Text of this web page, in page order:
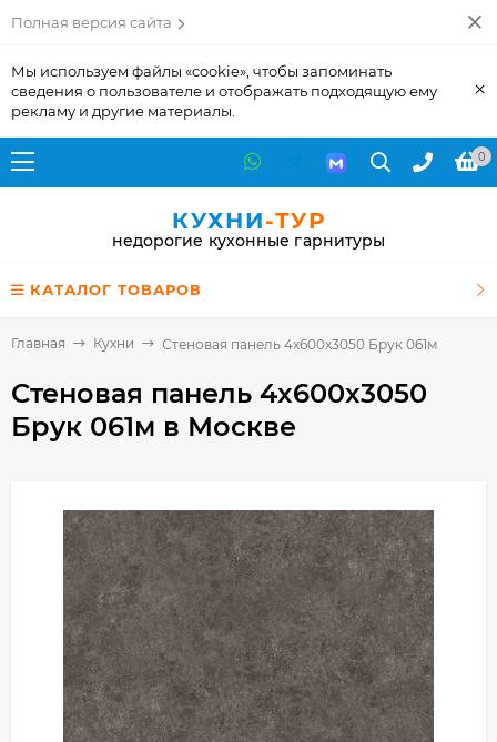
Полная версия сайта
Мы используем файлы «cookie», чтобы запоминать
сведения о пользователе и отображать подходящую ему
рекламу и другие материалы.
×
0
КУХНИ-ТУР
недорогие кухонные гарнитуры
КАТАЛОГ ТОВАРОВ
Главная Кухни Стеновая панель 4х600х3050 Брук 061м
Стеновая панель 4х600х3050
Брук 061м в Москве